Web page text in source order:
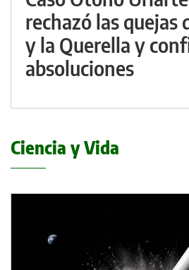
rechazó las quejas
y la Querella y
absoluciones
Ciencia y Vida